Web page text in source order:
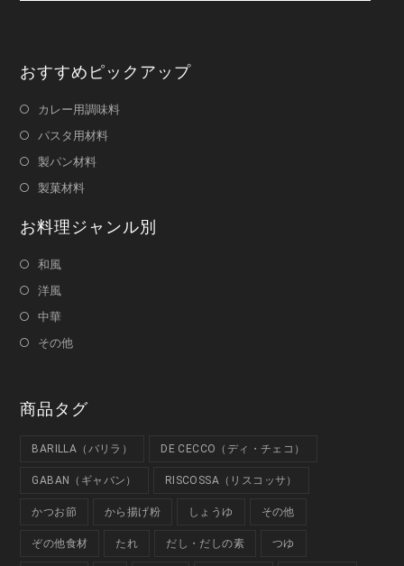
おすすめピックアップ
カレー用調味料
パスタ用材料
製パン材料
製菓材料
お料理ジャンル別
和風
洋風
中華
その他
商品タグ
BARILLA（バリラ） DE CECCO（ディ・チェコ）
GABAN（ギャバン） RISCOSSA（リスコッサ）
かつお節 から揚げ粉 しょうゆ その他
ぞの他食材 たれ だし・だしの素 つゆ